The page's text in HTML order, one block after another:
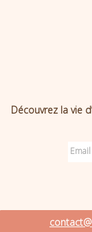
Découvrez la vie